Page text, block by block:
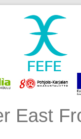
East